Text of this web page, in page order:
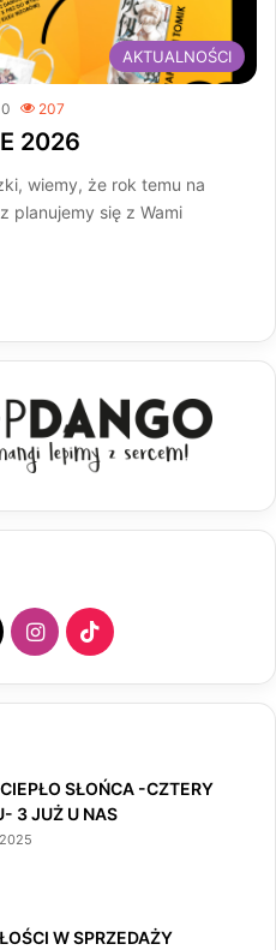
AKTUALNOŚCI
0 207
2026
wiemy, że rok temu na
planujemy się z Wami
X
I
n
a
T
i
T
o
SŁOŃCA -CZTERY
3 JUŻ U NAS
W SPRZEDAŻY